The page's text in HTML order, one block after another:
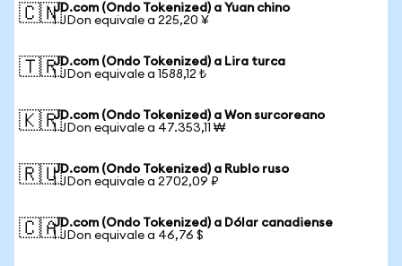
🇨🇳JD.com (Ondo Tokenized) a Yuan chino
1 JDon equivale a 225,20 ¥
🇹🇷JD.com (Ondo Tokenized) a Lira turca
1 JDon equivale a 1588,12 ₺
🇰🇷JD.com (Ondo Tokenized) a Won surcoreano
1 JDon equivale a 47.353,11 ₩
🇷🇺JD.com (Ondo Tokenized) a Rublo ruso
1 JDon equivale a 2702,09 ₽
🇨🇦JD.com (Ondo Tokenized) a Dólar canadiense
1 JDon equivale a 46,76 $